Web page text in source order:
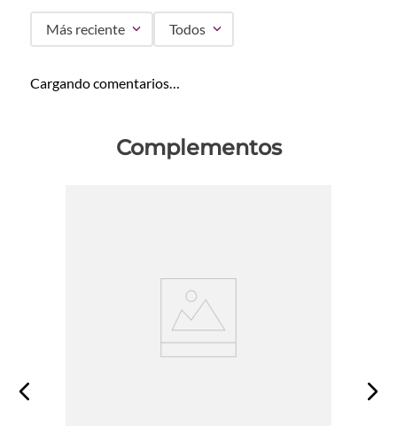
Más reciente Todos
Cargando comentarios…
Complementos